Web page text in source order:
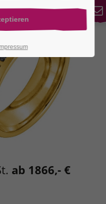
ab 1866,- €
Impressum